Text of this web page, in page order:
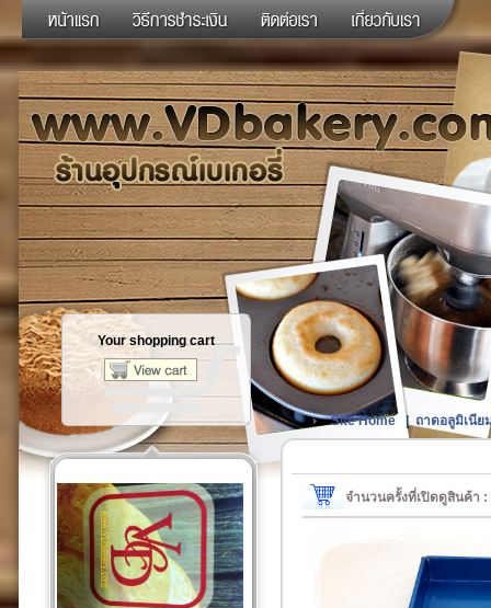
Your shopping cart
Site Home | ถาดอลูมิเนีย
จำนวนครั้งที่เปิดดูสินค้า